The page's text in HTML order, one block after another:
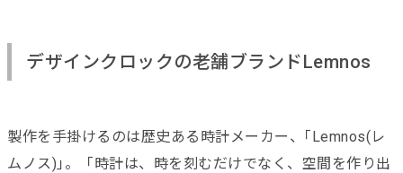
デザインクロックの老舗ブランドLemnos
製作を手掛けるのは歴史ある時計メーカー、｢Lemnos(レ
ムノス)｣。「時計は、時を刻むだけでなく、空間を作り出